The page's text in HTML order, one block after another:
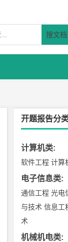
搜文档
开题报告分
计算机类:
软件工程 计算
电子信息类:
通信工程 光电
与技术 信息工
术
机械机电类: